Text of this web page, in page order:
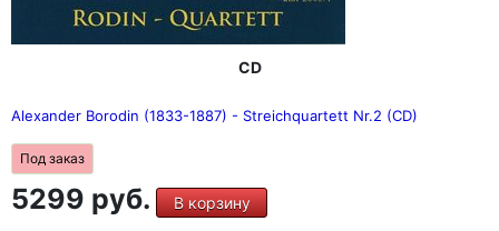
CD
Alexander Borodin (1833-1887) - Streichquartett Nr.2 (CD)
Под заказ
5299 руб. В корзину